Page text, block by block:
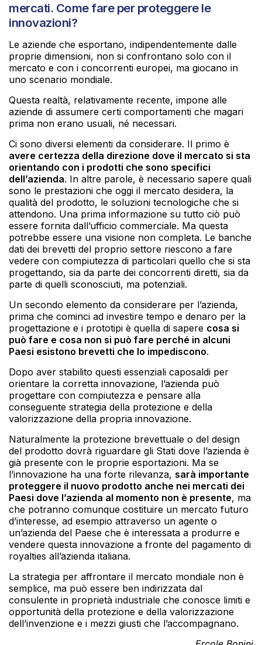
mercati. Come fare per proteggere le
innovazioni?
Le aziende che esportano, indipendentemente dalle
proprie dimensioni, non si confrontano solo con il
mercato e con i concorrenti europei, ma giocano in
uno scenario mondiale.
Questa realtà, relativamente recente, impone alle
aziende di assumere certi comportamenti che magari
prima non erano usuali, né necessari.
Ci sono diversi elementi da considerare. Il primo è
avere certezza della direzione dove il mercato si sta
orientando con i prodotti che sono specifici
dell’azienda. In altre parole, è necessario sapere quali
sono le prestazioni che oggi il mercato desidera, la
qualità del prodotto, le soluzioni tecnologiche che si
attendono. Una prima informazione su tutto ciò può
essere fornita dall’ufficio commerciale. Ma questa
potrebbe essere una visione non completa. Le banche
dati dei brevetti del proprio settore riescono a fare
vedere con compiutezza di particolari quello che si sta
progettando, sia da parte dei concorrenti diretti, sia da
parte di quelli sconosciuti, ma potenziali.
Un secondo elemento da considerare per l’azienda,
prima che cominci ad investire tempo e denaro per la
progettazione e i prototipi è quella di sapere cosa si
può fare e cosa non si può fare perché in alcuni
Paesi esistono brevetti che lo impediscono.
Dopo aver stabilito questi essenziali caposaldi per
orientare la corretta innovazione, l’azienda può
progettare con compiutezza e pensare alla
conseguente strategia della protezione e della
valorizzazione della propria innovazione.
Naturalmente la protezione brevettuale o del design
del prodotto dovrà riguardare gli Stati dove l’azienda è
già presente con le proprie esportazioni. Ma se
l’innovazione ha una forte rilevanza, sarà importante
proteggere il nuovo prodotto anche nei mercati dei
Paesi dove l’azienda al momento non è presente, ma
che potranno comunque costituire un mercato futuro
d’interesse, ad esempio attraverso un agente o
un’azienda del Paese che è interessata a produrre e
vendere questa innovazione a fronte del pagamento di
royalties all’azienda italiana.
La strategia per affrontare il mercato mondiale non è
semplice, ma può essere ben indirizzata dal
consulente in proprietà industriale che conosce limiti e
opportunità della protezione e della valorizzazione
dell’invenzione e i mezzi giusti che l’accompagnano.